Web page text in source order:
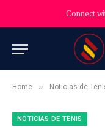
Connect
Home » Noticias de
NOTICIAS DE TENIS